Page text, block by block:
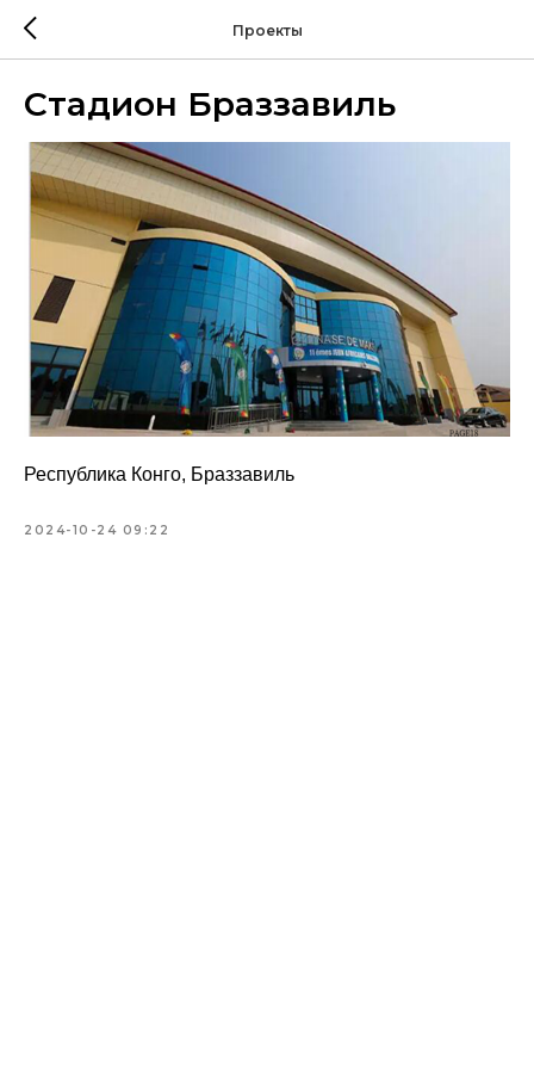
Проекты
Стадион Браззавиль
Республика Конго, Браззавиль
2024-10-24 09:22